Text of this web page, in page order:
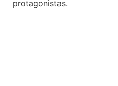
protagonistas.